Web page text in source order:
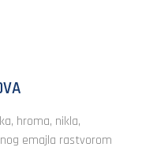
hroma, nikla,
emajla rastvorom